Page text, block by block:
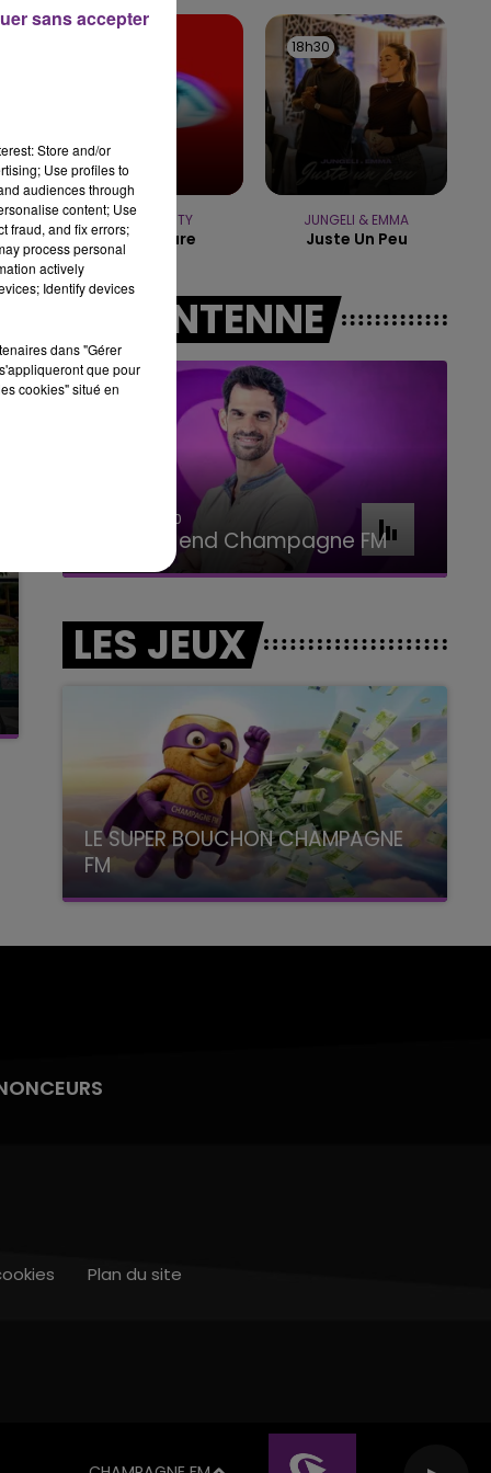
16h00 - 20h00
LE WEEK-END CHAMPAGNE FM
TEMPER CITY
Self Aware
18h30
18h30
JUNGELI & EMMA
Juste Un Peu
A L'ANTENNE
LES JEUX
LE SUPER BOUCHON CHAMPAGNE
FM
avec La Famille Champagne FM, à 8H10
Plan du site
Store and/or
Use profiles to
audiences through
content; Use
fraud, and fix errors;
process personal
actively
Identify devices
dans "Gérer
que pour
cookies" situé en
sans accepter